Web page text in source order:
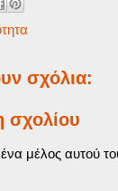
σχόλια:
σχολίου
μέλος αυτού